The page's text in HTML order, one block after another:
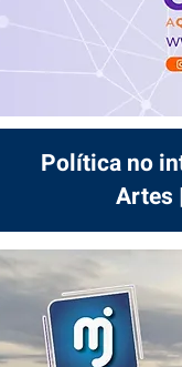
Política no
Artes